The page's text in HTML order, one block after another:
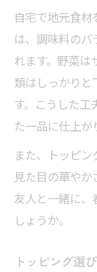
自宅で地元食
は、調味料の
れます。野菜は
類はしっかり
す。こうした工
た一品に仕上が
また、トッピン
見た目の華や
友人と一緒に、
しょうか。
トッピング選